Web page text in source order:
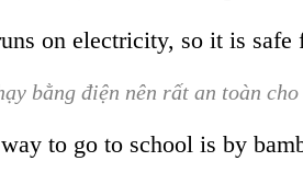
on electricity, so it is safe
bằng điện nên rất an toàn
to go to school is by